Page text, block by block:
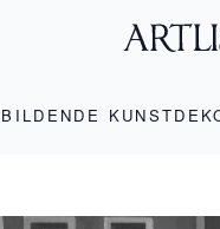
BILDENDE KUNST